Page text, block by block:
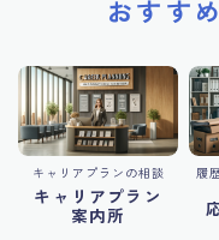
おすす
キャリアプランの相談
キャリアプラン
案内所
履